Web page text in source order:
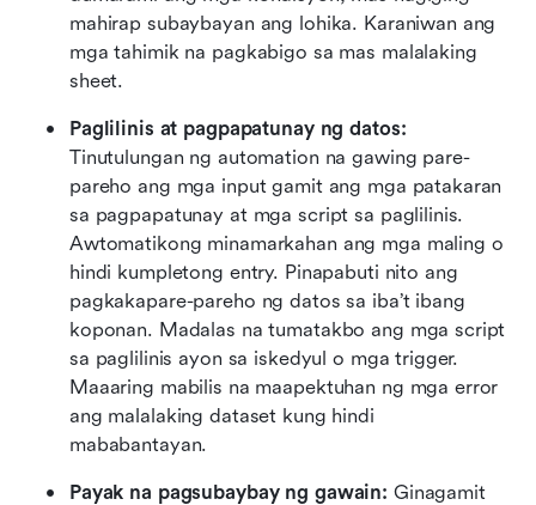
mahirap subaybayan ang lohika. Karaniwan ang
mga tahimik na pagkabigo sa mas malalaking
sheet.
Paglilinis at pagpapatunay ng datos:
Tinutulungan ng automation na gawing pare-
pareho ang mga input gamit ang mga patakaran
sa pagpapatunay at mga script sa paglilinis.
Awtomatikong minamarkahan ang mga maling o
hindi kumpletong entry. Pinapabuti nito ang
pagkakapare-pareho ng datos sa iba’t ibang
koponan. Madalas na tumatakbo ang mga script
sa paglilinis ayon sa iskedyul o mga trigger.
Maaaring mabilis na maapektuhan ng mga error
ang malalaking dataset kung hindi
mababantayan.
Payak na pagsubaybay ng gawain: Ginagamit